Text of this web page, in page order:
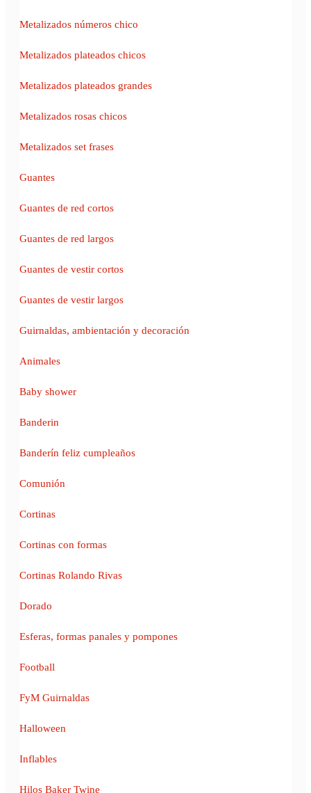
Metalizados números chico
Metalizados plateados chicos
Metalizados plateados grandes
Metalizados rosas chicos
Metalizados set frases
Guantes
Guantes de red cortos
Guantes de red largos
Guantes de vestir cortos
Guantes de vestir largos
Guirnaldas, ambientación y decoración
Animales
Baby shower
Banderin
Banderín feliz cumpleaños
Comunión
Cortinas
Cortinas con formas
Cortinas Rolando Rivas
Dorado
Esferas, formas panales y pompones
Football
FyM Guirnaldas
Halloween
Inflables
Hilos Baker Twine